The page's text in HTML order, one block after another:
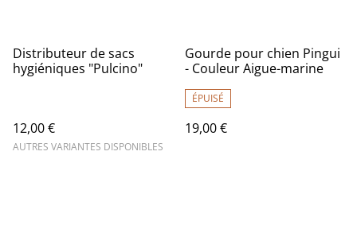
Distributeur de sacs
hygiéniques "Pulcino"
12,00 €
AUTRES VARIANTES DISPONIBLES
Gourde pour chien Pingui
- Couleur Aigue-marine
ÉPUISÉ
19,00 €